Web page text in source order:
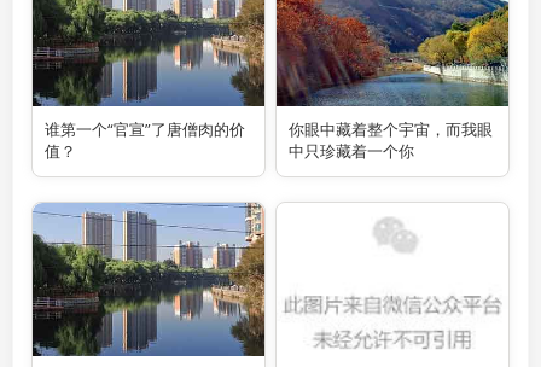
谁第一个“官宣”了唐僧肉的价
值？
你眼中藏着整个宇宙，而我眼
中只珍藏着一个你